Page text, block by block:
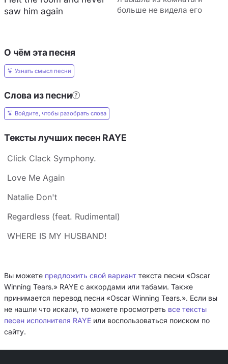
saw him again
больше не видела его
О чём эта песня
Узнать смысл песни
Слова из песни
Войдите, чтобы разобрать слова
Тексты лучших песен RAYE
Click Clack Symphony.
Love Me Again
Natalie Don't
Regardless (feat. Rudimental)
WHERE IS MY HUSBAND!
Вы можете предложить свой вариант текста песни «Oscar
Winning Tears.» RAYE с аккордами или табами. Также
принимается перевод песни «Oscar Winning Tears.». Если вы
не нашли что искали, то можете просмотреть все тексты
песен исполнителя RAYE или воспользоваться поиском по
сайту.